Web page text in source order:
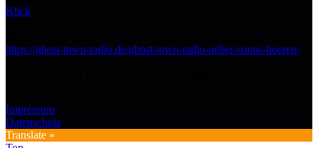
Klick
https://ghost-town-radio.de/ghost-town-radio-ueber-sonos-hoeren/
Impressum
Datenschutz
Translate »